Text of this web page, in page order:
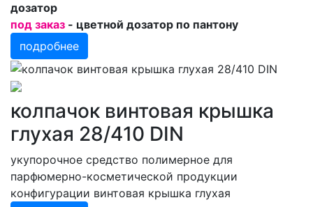
дозатор
под заказ - цветной дозатор по пантону
подробнее
колпачок винтовая крышка
глухая 28/410 DIN
укупорочное средство полимерное для
парфюмерно-косметической продукции
конфигурации винтовая крышка глухая